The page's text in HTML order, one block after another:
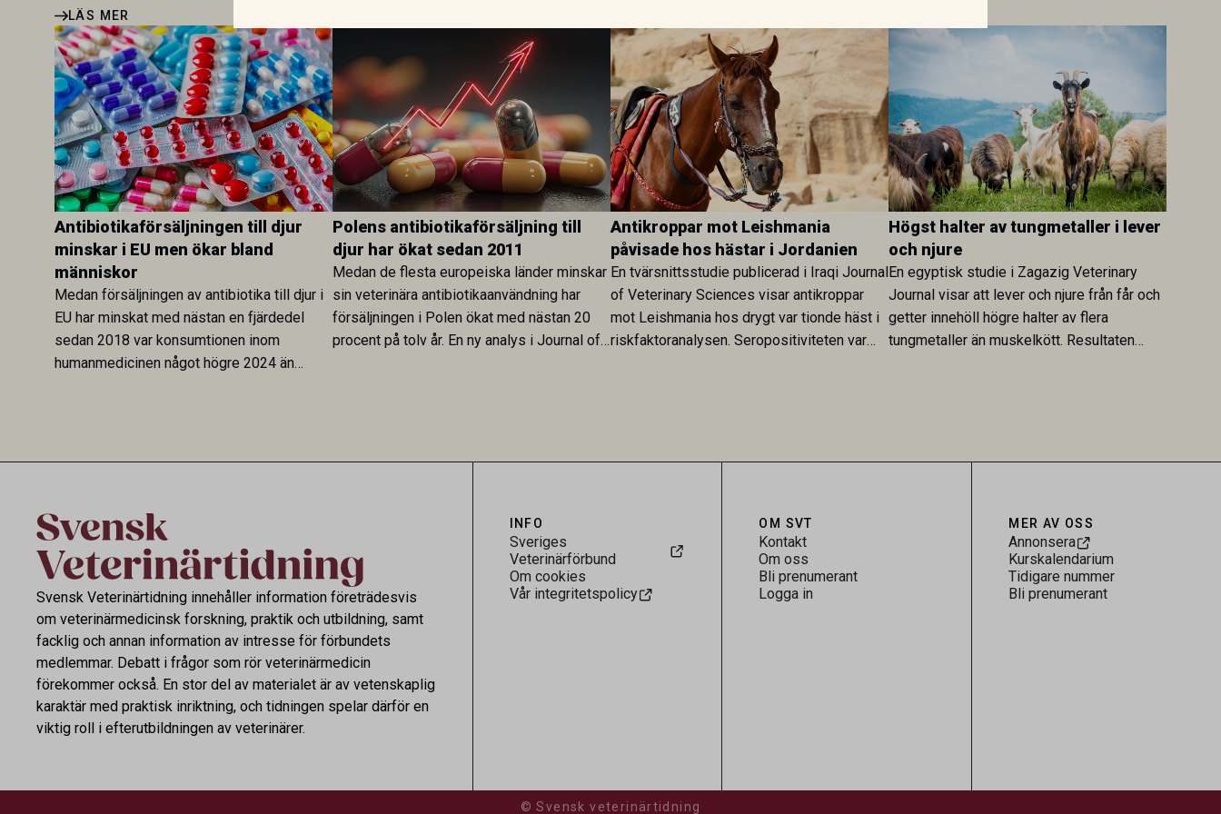
LÄS MER
Antibiotikaförsäljningen till djur
minskar i EU men ökar bland
människor
Medan försäljningen av antibiotika till djur i
EU har minskat med nästan en fjärdedel
sedan 2018 var konsumtionen inom
humanmedicinen något högre 2024 än
Polens antibiotikaförsäljning till
djur har ökat sedan 2011
Medan de flesta europeiska länder minskar
sin veterinära antibiotikaanvändning har
försäljningen i Polen ökat med nästan 20
procent på tolv år. En ny analys i Journal of
Antikroppar mot Leishmania
påvisade hos hästar i Jordanien
En tvärsnittsstudie publicerad i Iraqi Journal
of Veterinary Sciences visar antikroppar
mot Leishmania hos drygt var tionde häst i
riskfaktoranalysen. Seropositiviteten var
Högst halter av tungmetaller i lever
och njure
En egyptisk studie i Zagazig Veterinary
Journal visar att lever och njure från får och
getter innehöll högre halter av flera
tungmetaller än muskelkött. Resultaten
Svensk Veterinärtidning innehåller information företrädesvis
om veterinärmedicinsk forskning, praktik och utbildning, samt
facklig och annan information av intresse för förbundets
medlemmar. Debatt i frågor som rör veterinärmedicin
förekommer också. En stor del av materialet är av vetenskaplig
karaktär med praktisk inriktning, och tidningen spelar därför en
viktig roll i efterutbildningen av veterinärer.
INFO
Sveriges
Veterinärförbund
Om cookies
Vår integritetspolicy
OM SVT
Kontakt
Om oss
Bli prenumerant
Logga in
MER AV OSS
Annonsera
Kurskalendarium
Tidigare nummer
Bli prenumerant
© Svensk veterinärtidning